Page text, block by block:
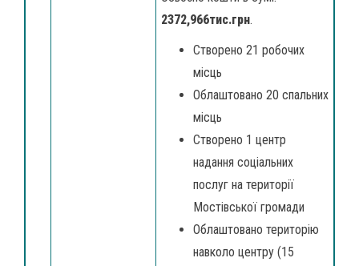
2372,966тис.грн.
Створено 21 робочих
місць
Облаштовано 20 спальних
місць
Створено 1 центр
надання соціальних
послуг на території
Мостівської громади
Облаштовано територію
навколо центру (15